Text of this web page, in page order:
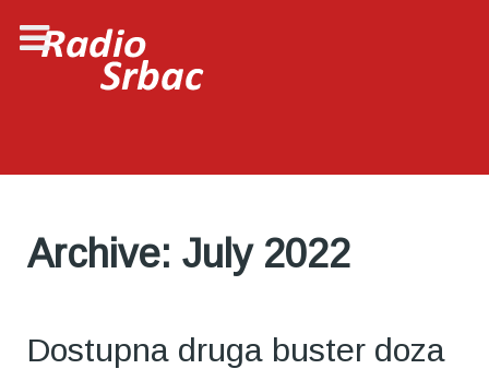
Archive: July 2022
Dostupna druga buster doza